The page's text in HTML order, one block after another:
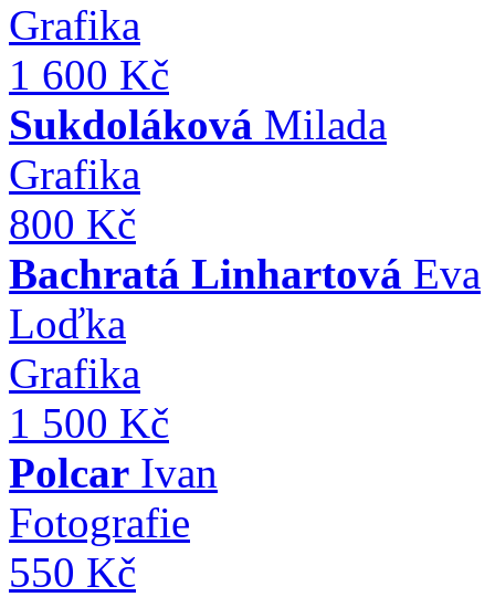
Grafika
1 600 Kč
Sukdoláková Milada
Grafika
800 Kč
Bachratá Linhartová Eva
Loďka
Grafika
1 500 Kč
Polcar Ivan
Fotografie
550 Kč